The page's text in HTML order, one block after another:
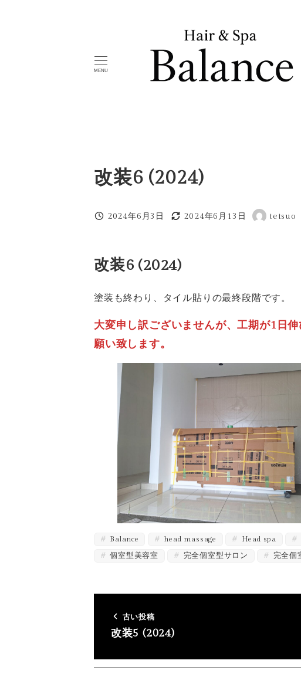
MENU
改装6 (2024)
投稿日
2024年6月3日
更新日
2024年6月13日
著
tetsuo
改装6 (2024)
塗装も終わり、タイル貼りの最終段階です。
大変申し訳ございませんが、工期が1日
願い致します。
Balance head massage Head spa
個室型美容室
完全個室型サロン 完全個
古い投稿
改装5 (2024)